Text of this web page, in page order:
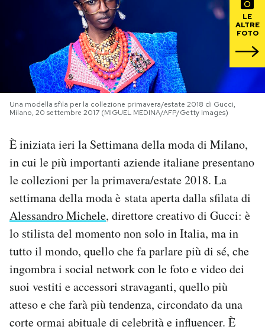
NEWSLETTER
SHOP
CALENDARIO
AREA PERSONALE
Area Personale
Notifiche mobile
Regala il Post
Hai bisogno di aiuto?
LE
ALTRE
FOTO
Una modella sfila per la collezione primavera/estate 2018 di Gucci,
Milano, 20 settembre 2017 (MIGUEL MEDINA/AFP/Getty Images)
È iniziata ieri la Settimana della moda di Milano,
in cui le più importanti aziende italiane presentano
le collezioni per la primavera/estate 2018. La
settimana della moda è stata aperta dalla sfilata di
Alessandro Michele, direttore creativo di Gucci: è
lo stilista del momento non solo in Italia, ma in
tutto il mondo, quello che fa parlare più di sé, che
ingombra i social network con le foto e video dei
suoi vestiti e accessori stravaganti, quello più
atteso e che farà più tendenza, circondato da una
corte ormai abituale di celebrità e influencer. È